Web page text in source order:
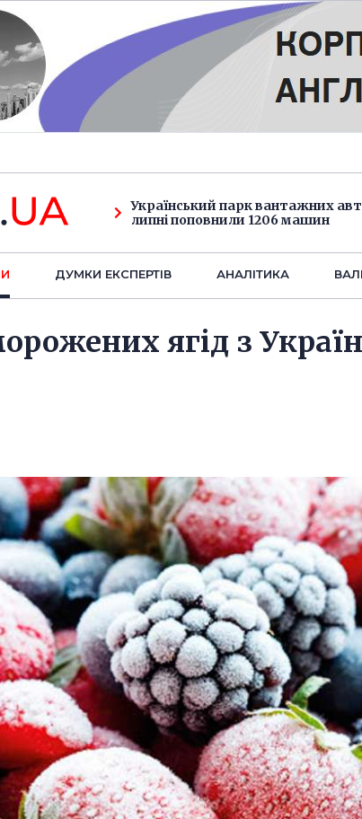
Український парк вантажних
липні поповнили 1206 машин
ДУМКИ ЕКСПЕРТIВ АНАЛIТИКА
ягід з